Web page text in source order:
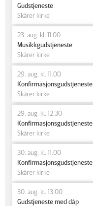
Gudstjeneste
Skårer kirke
23. aug. kl. 11.00
Musikkgudstjeneste
Skårer kirke
29. aug. kl. 11.00
Konfirmasjonsgudstjeneste
Skårer kirke
29. aug. kl. 12.30
Konfirmasjonsgudstjeneste
Skårer kirke
30. aug. kl. 11.00
Konfirmasjonsgudstjeneste
Skårer kirke
30. aug. kl. 13.00
Gudstjeneste med dåp